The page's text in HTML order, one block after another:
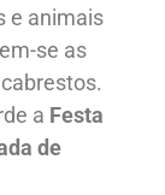
e animais
se as
a Festa
de